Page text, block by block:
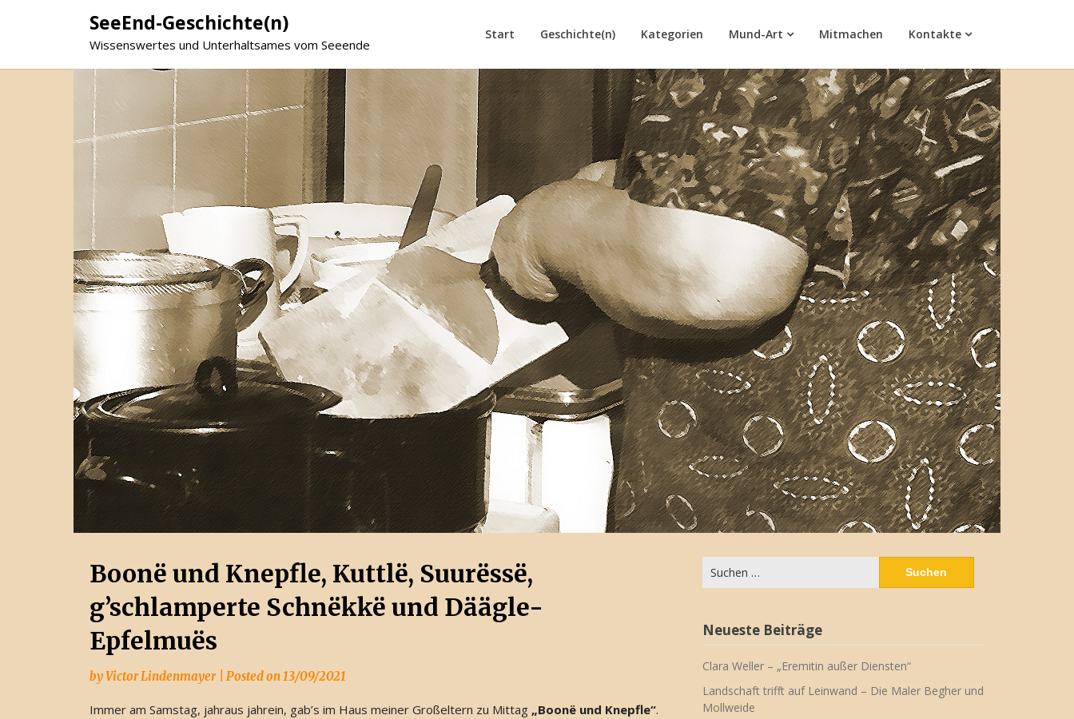
SeeEnd-Geschichte(n)
Wissenswertes und Unterhaltsames vom Seeende
Start Geschichte(n) Kategorien Mund-Art Mitmachen Kontakte
Boonë und Knepfle, Kuttlë, Suurëssë,
g’schlamperte Schnëkkë und Däägle-
Epfelmuës
byVictor Lindenmayer Posted on13/09/2021
Immer am Samstag, jahraus jahrein, gab’s im Haus meiner Großeltern zu Mittag „Boonë und Knepfle“.
Suchen
nach:
Neueste Beiträge
Clara Weller – „Eremitin außer Diensten“
Landschaft trifft auf Leinwand – Die Maler Begher und
Mollweide